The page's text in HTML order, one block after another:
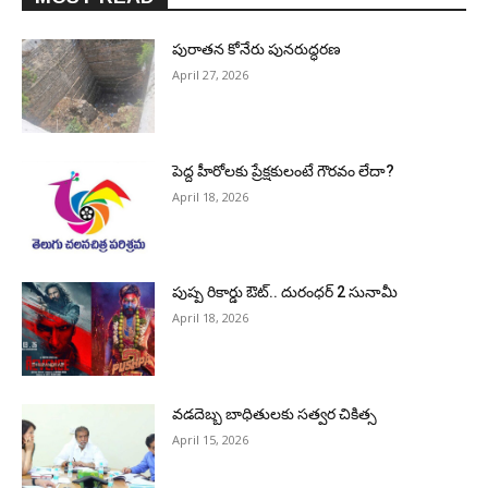
పురాత‌న కోనేరు పున‌రుద్ధ‌ర‌ణ
April 27, 2026
పెద్ద హీరోల‌కు ప్రేక్ష‌కులంటే గౌర‌వం లేదా?
April 18, 2026
పుష్ప రికార్డు ఔట్‌.. దురంధ‌ర్ 2 సునామీ
April 18, 2026
వడదెబ్బ బాధితులకు సత్వర చికిత్స
April 15, 2026